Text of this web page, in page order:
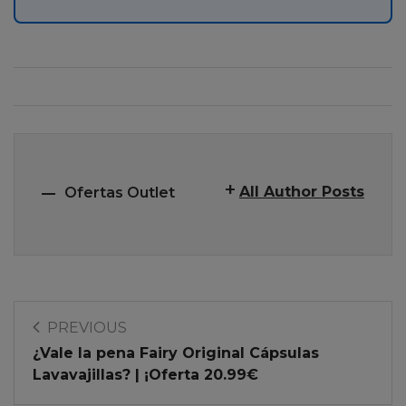
Ofertas Outlet All Author Posts
PREVIOUS
¿Vale la pena Fairy Original Cápsulas
Lavavajillas? | ¡Oferta 20.99€